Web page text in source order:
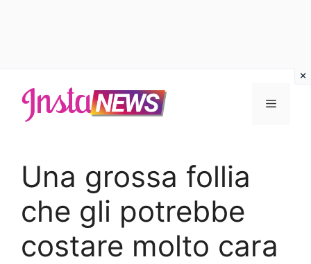
contenuto
Menu
Una grossa follia
che gli potrebbe
costare molto cara